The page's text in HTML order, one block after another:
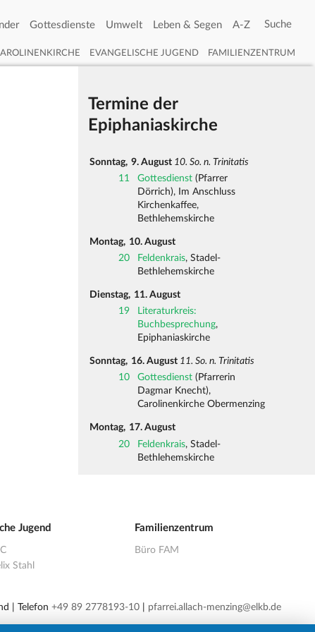
Gottesdienste Umwelt Leben & Segen A-Z
EVANGELISCHE JUGEND FAMILIENZENTRUM
Termine der
Epiphaniaskirche
Sonntag, 9. August 10. So. n. Trinitatis
11
Gottesdienst (Pfarrer
Dörrich), Im Anschluss
Kirchenkaffee,
Bethlehemskirche
Montag, 10. August
20
Feldenkrais, Stadel-
Bethlehemskirche
Dienstag, 11. August
19
Literaturkreis:
Buchbesprechung,
Epiphaniaskirche
Sonntag, 16. August 11. So. n. Trinitatis
10
Gottesdienst (Pfarrerin
Dagmar Knecht),
Carolinenkirche Obermenzing
Montag, 17. August
20
Feldenkrais, Stadel-
Bethlehemskirche
Jugend
Stahl
Familienzentrum
Büro FAM
| Telefon +49 89 2778193-10 pfarrei.allach-menzing@elkb.de